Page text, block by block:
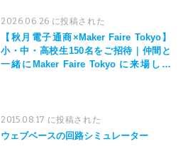
2026.06.26 に投稿された
【秋月電子通商×Maker Faire Tokyo】
小・中・高校生150名をご招待｜仲間と
一緒にMaker Faire Tokyo に来場しよ
2015.08.17 に投稿された
ウェブベースの回路シミュレーター